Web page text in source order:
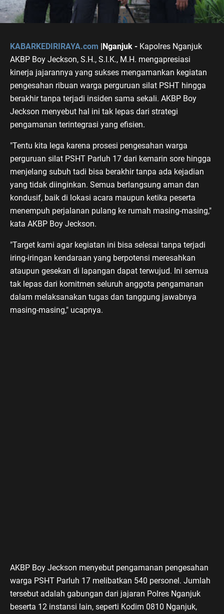
KABARKEDIRIRAYA.com |Nganjuk - Kapolres Nganjuk
AKBP Boy Jeckson, S.H., S.I.K., M.H. mengapresiasi
kinerja jajarannya yang sukses mengamankan kegiatan
pengesahan ribuan warga perguruan silat PSHT hingga
berakhir tanpa terjadi insiden sama sekali. AKBP Boy
Jeckson menyebut hal ini tak lepas dari strategi
pengamanan terintegrasi yang efisien.
"Tentu kita lega karena prosesi pengesahan warga
perguruan silat PSHT Parluh 17 dari kemarin sore hingga
menjelang subuh tadi bisa berakhir tanpa ada kejadian
yang tidak diinginkan. Semua berlangsung aman dan
kondusif, baik di lokasi acara maupun ketika peserta
menempuh perjalanan pulang ke rumah masing-masing,"
kata AKBP Boy Jeckson.
"Target kami agar kegiatan ini bisa selesai tanpa terjadi
iring-iringan kendaraan yang berpotensi meresahkan
ataupun gesekan di lapangan dapat terwujud. Ini semua
tak lepas dari komitmen seluruh anggota pengamanan
dalam melaksanakan tugas dan tanggung jawabnya
masing-masing," ucapnya.
AKBP Boy Jeckson menyebut pengamanan pengesahan
warga PSHT Parluh 17 melibatkan 540 personel. Jumlah
tersebut adalah gabungan dari jajaran Polres Nganjuk
beserta 12 instansi lain, seperti Kodim 0810 Nganjuk,